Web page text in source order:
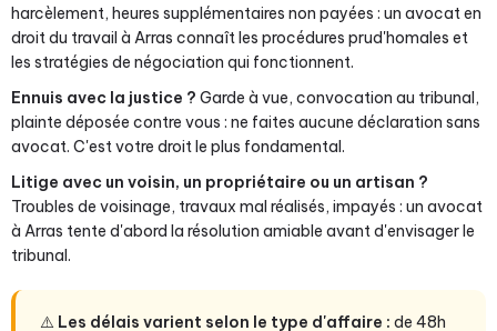
harcèlement, heures supplémentaires non payées : un avocat en
droit du travail à Arras connaît les procédures prud'homales et
les stratégies de négociation qui fonctionnent.
Ennuis avec la justice ? Garde à vue, convocation au tribunal,
plainte déposée contre vous : ne faites aucune déclaration sans
avocat. C'est votre droit le plus fondamental.
Litige avec un voisin, un propriétaire ou un artisan ?
Troubles de voisinage, travaux mal réalisés, impayés : un avocat
à Arras tente d'abord la résolution amiable avant d'envisager le
tribunal.
⚠️ Les délais varient selon le type d'affaire : de 48h